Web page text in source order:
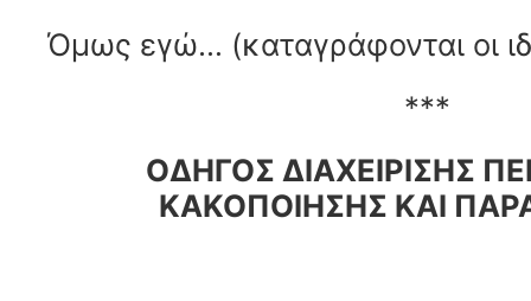
Όμως εγώ… (καταγράφονται οι
***
ΟΔΗΓΟΣ ΔΙΑΧΕΙΡΙΣΗΣ
ΚΑΚΟΠΟΙΗΣΗΣ ΚΑΙ